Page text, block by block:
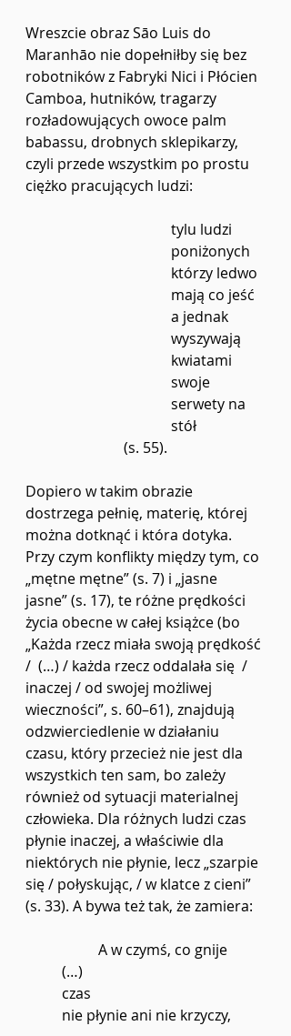
Wreszcie obraz Sāo Luis do
Maranhāo nie dopełniłby się bez
robotników z Fabryki Nici i Płócien
Camboa, hutników, tragarzy
rozładowujących owoce palm
babassu, drobnych sklepikarzy,
czyli przede wszystkim po prostu
ciężko pracujących ludzi:
tylu ludzi
poniżonych
którzy ledwo
mają co jeść
a jednak
wyszywają
kwiatami
swoje
serwety na
stół
(s. 55).
Dopiero w takim obrazie
dostrzega pełnię, materię, której
można dotknąć i która dotyka.
Przy czym konflikty między tym, co
„mętne mętne” (s. 7) i „jasne
jasne”(s. 17), te różne prędkości
życia obecne w całej książce (bo
„Każda rzecz miała swoją prędkość
/  (…) / każda rzecz oddalała się  /
inaczej / od swojej możliwej
wieczności”, s. 60–61), znajdują
odzwierciedlenie w działaniu
czasu, który przecież nie jest dla
wszystkich ten sam, bo zależy
również od sytuacji materialnej
człowieka. Dla różnych ludzi czas
płynie inaczej, a właściwie dla
niektórych nie płynie, lecz „szarpie
się / połyskując, / w klatce z cieni”
(s. 33). A bywa też tak, że zamiera:
A w czymś, co gnije
(…)
czas
nie płynie ani nie krzyczy,